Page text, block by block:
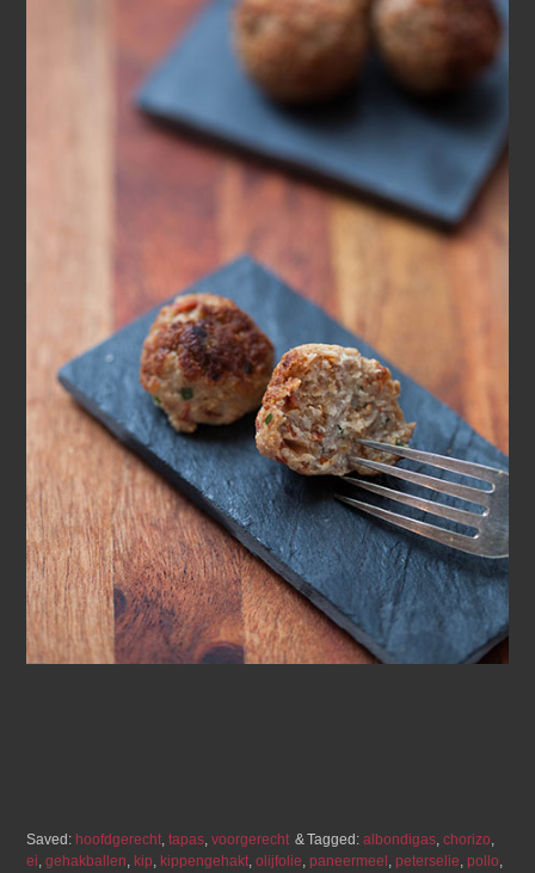
Saved: hoofdgerecht ,tapas ,voorgerecht Tagged:albondigas ,chorizo
ei ,gehakballen ,kip ,kippengehakt ,olijfolie ,paneermeel ,peterselie ,pollo